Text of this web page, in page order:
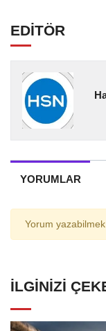
EDİTÖR
YORUMLAR
Yorum
İLGINIZI